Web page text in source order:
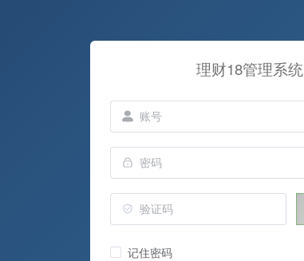
理财18管理系统
记住密码